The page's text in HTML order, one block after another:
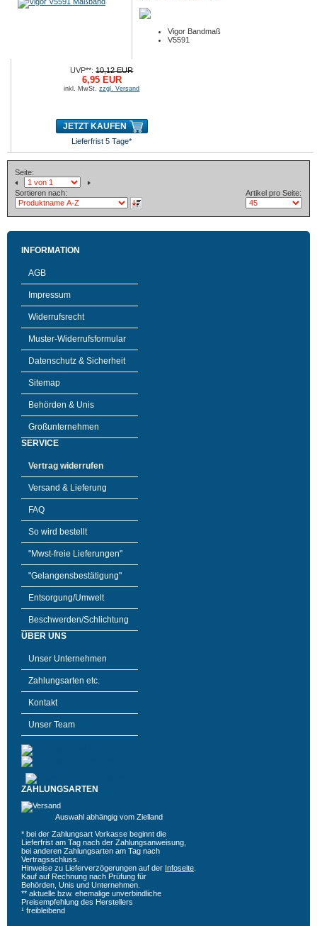
Vigor Bandmaß
V5591
UVP**:10,12 EUR
6,95 EUR
inkl. MwSt.zzgl. Versand
JETZT KAUFEN
Lieferfrist 5 Tage*
Seite:
Sortieren nach: Artikel pro Seite:
INFORMATION
AGB
Impressum
Widerrufsrecht
Muster-Widerrufsformular
Datenschutz & Sicherheit
Sitemap
Behörden & Unis
Großunternehmen
SERVICE
Vertrag widerrufen
Versand & Lieferung
FAQ
So wird bestellt
"Mwst-freie Lieferungen"
"Gelangensbestätigung"
Entsorgung/Umwelt
Beschwerden/Schlichtung
ÜBER UNS
Unser Unternehmen
Zahlungsarten etc.
Kontakt
Unser Team
ZAHLUNGSARTEN
Auswahl abhängig vom Zielland
* bei der Zahlungsart Vorkasse beginnt die
Lieferfrist am Tag nach der Zahlungsanweisung,
bei anderen Zahlungsarten am Tag nach
Vertragsschluss.
Hinweise zu Lieferverzögerungen auf der Infoseite
Kauf auf Rechnung nach Prüfung für
Behörden, Unis und Unternehmen.
** aktuelle bzw. ehemalige unverbindliche
Preisempfehlung des Herstellers
¹ freibleibend